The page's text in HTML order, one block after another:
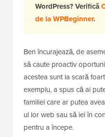
WordPress? Verifică
de la WPBeginner.
Ben încurajează, de
să caute proactiv
acestea sunt la scară
exemplu, a spus că ai
familiei care ar putea
ul lor web sau să iei în
pentru a începe.